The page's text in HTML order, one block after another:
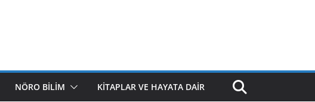
NÖRO BILIM KITAPLAR VE HAYATA DAIR